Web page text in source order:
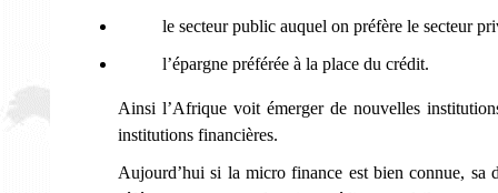
le secteur public auquel on préfère le secteur
l’épargne préférée à la place du crédit.
Ainsi l’Afrique voit émerger de nouvelles
institutions financières.
Aujourd’hui si la micro finance est bien connue, sa